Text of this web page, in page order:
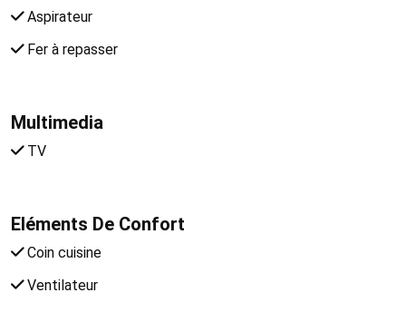
Aspirateur
Fer à repasser
Multimedia
TV
Eléments De Confort
Coin cuisine
Ventilateur